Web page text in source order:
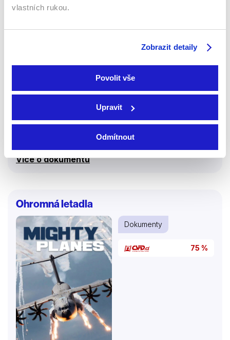
vlastních rukou.
Zobrazit detaily
Povolit vše
Upravit
Odmítnout
Poznejte, jak vznikají obří rychlostavby. Železniční
podchod v Indii, plavecký bazén v Las Vegas či
moskevský mrakodrap…
Více o dokumentu
Ohromná letadla
Dokumenty
75 %